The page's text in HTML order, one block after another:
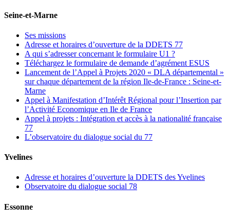
Seine-et-Marne
Ses missions
Adresse et horaires d’ouverture de la DDETS 77
A qui s’adresser concernant le formulaire U1 ?
Téléchargez le formulaire de demande d’agrément ESUS
Lancement de l’Appel à Projets 2020 « DLA départemental »
sur chaque département de la région Ile-de-France : Seine-et-
Marne
Appel à Manifestation d’Intérêt Régional pour l’Insertion par
l’Activité Economique en Ile de France
Appel à projets : Intégration et accès à la nationalité française
77
L’observatoire du dialogue social du 77
Yvelines
Adresse et horaires d’ouverture la DDETS des Yvelines
Observatoire du dialogue social 78
Essonne